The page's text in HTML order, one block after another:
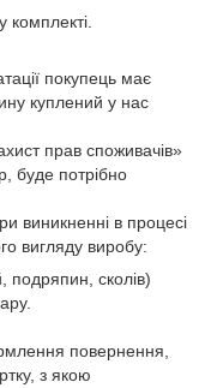
покупець має
куплений у нас
прав споживачів»
буде потрібно
виникненні в процесі
вигляду виробу:
подряпин, сколів)
повернення,
з якою